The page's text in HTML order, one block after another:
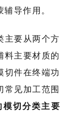
导作用。
主要从两个方
料主要材质的
切件在终端功
常见加工范围
切分类主要